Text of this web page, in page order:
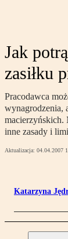
Jak
zasiłku
Pracodawca
wynagrodzenia,
macierzyńskich.
inne zasady i
Aktualizacja: 04.04.2007
Katarzyna